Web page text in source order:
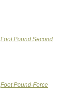
Foot Pound Second
Foot Pound-Force